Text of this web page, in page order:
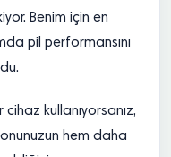
Benim için en
pil performansını
kullanıyorsanız,
hem daha